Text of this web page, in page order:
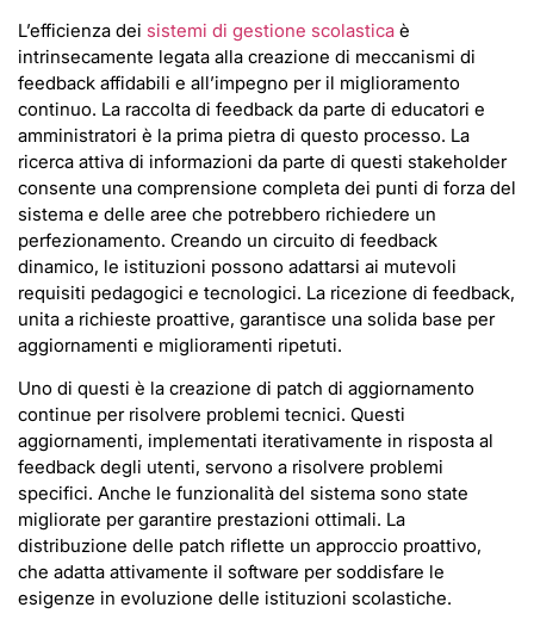
L’efficienza dei sistemi di gestione scolastica è
intrinsecamente legata alla creazione di meccanismi di
feedback affidabili e all’impegno per il miglioramento
continuo. La raccolta di feedback da parte di educatori e
amministratori è la prima pietra di questo processo. La
ricerca attiva di informazioni da parte di questi stakeholder
consente una comprensione completa dei punti di forza del
sistema e delle aree che potrebbero richiedere un
perfezionamento. Creando un circuito di feedback
dinamico, le istituzioni possono adattarsi ai mutevoli
requisiti pedagogici e tecnologici. La ricezione di feedback,
unita a richieste proattive, garantisce una solida base per
aggiornamenti e miglioramenti ripetuti.
Uno di questi è la creazione di patch di aggiornamento
continue per risolvere problemi tecnici. Questi
aggiornamenti, implementati iterativamente in risposta al
feedback degli utenti, servono a risolvere problemi
specifici. Anche le funzionalità del sistema sono state
migliorate per garantire prestazioni ottimali. La
distribuzione delle patch riflette un approccio proattivo,
che adatta attivamente il software per soddisfare le
esigenze in evoluzione delle istituzioni scolastiche.